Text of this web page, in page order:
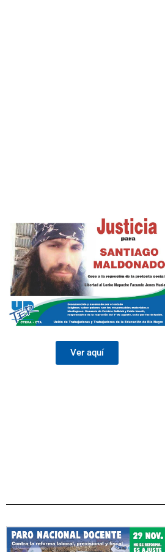
Ver aquí